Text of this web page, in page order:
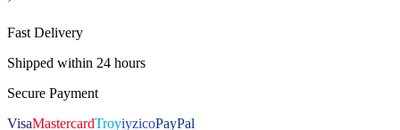
Fast Delivery
Shipped within 24 hours
Secure Payment
VisaMastercardTroyiyzicoPayPal